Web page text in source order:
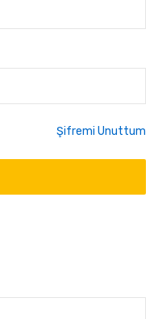
Şifremi Unuttum